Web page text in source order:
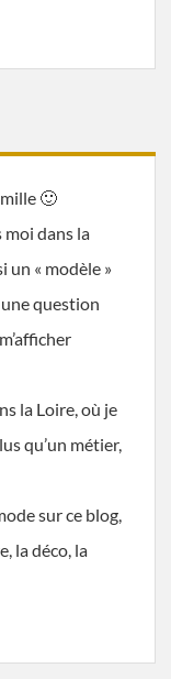
🙂
moi dans la
un « modèle »
question
la Loire, où je
qu’un métier,
sur ce blog,
la déco, la